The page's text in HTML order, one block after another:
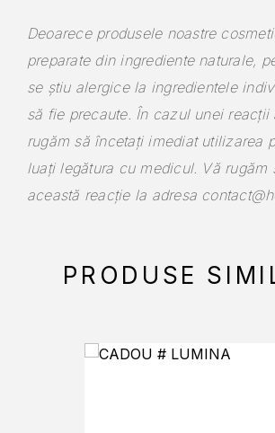
Deoarece produsele noastre
preparate din ingrediente naturale,
se știu alergice la ingredientele
să fie precaute. În cazul unei reacții
rugăm să încetați imediat utilizarea
luați legătura cu medicul. Vă rugăm
această reacție la adresa
PRODUSE